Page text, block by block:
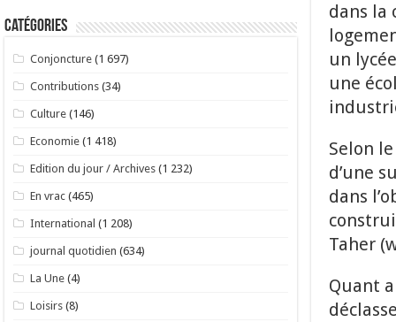
dans la
un
une
Selon
d’une
dans
Taher
Quant
Catégories
Conjoncture (1 697)
Contributions (34)
Culture (146)
Economie (1 418)
Edition du jour / Archives (1 232)
En vrac (465)
International (1 208)
journal quotidien (634)
La Une (4)
Loisirs (8)